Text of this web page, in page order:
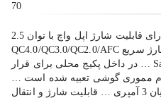
شارژ اپل واچ
70
بهترین پکیج جهت مسافرت … دارای قابلیت شارژ اپل واچ با توان 2.5
وات … پشتیبانی از فناوری های شارژ سریع QC4.0/QC3.0/QC2.0/AFC
Samsung/VOOC OPPO/Huawei SCP … در داخل پکیج محلی برای قرار
مموری گوشی تعبیه شده است …
قابلیت انتقال شارژ با حداکثر جریان 3 آمپری … قابلیت شارژ و انتقال